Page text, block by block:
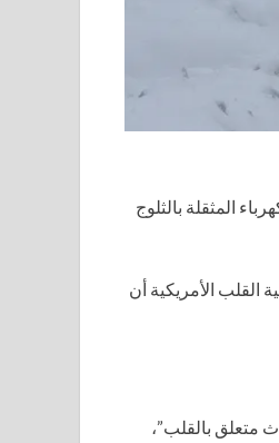
المثقلة بالثلوج
الأمريكية أن
متعلق بالقلب”،